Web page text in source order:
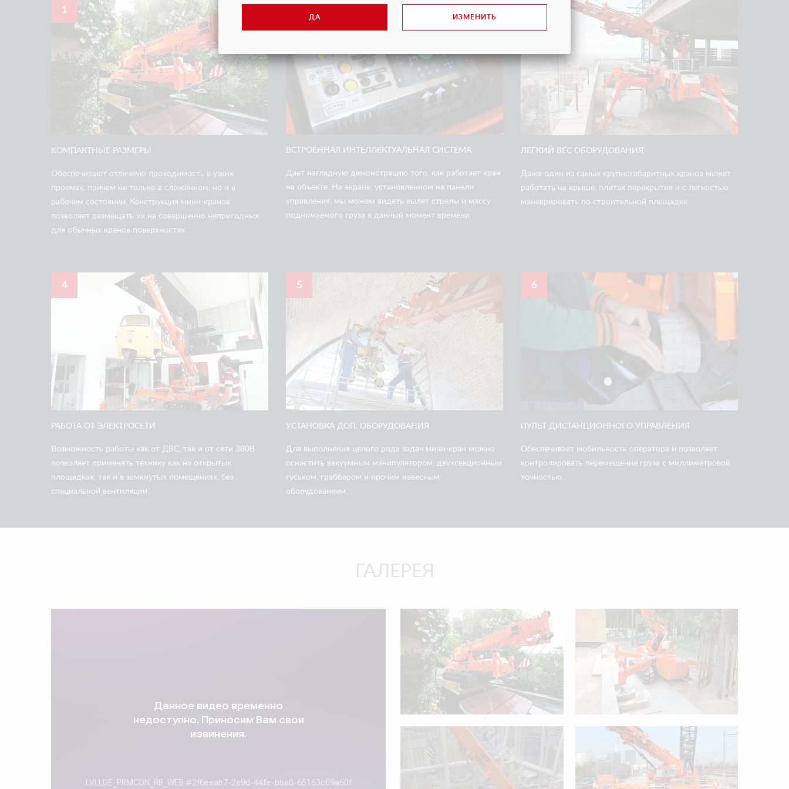
1
КОМПАКТНЫЕ РАЗМЕРЫ
Обеспечивают отличную проходимость в узких
проемах, причем не только в сложенном, но и в
рабочем состоянии. Конструкция мини-кранов
позволяет размещать их на совершенно непригодных
для обычных кранов поверхностях.
ВСТРОЕННАЯ ИНТЕЛЛЕКТУАЛЬНАЯ СИСТЕМА
Дает наглядную демонстрацию того, как работает кран
на объекте. На экране, установленном на панели
управления, мы можем видеть вылет стрелы и массу
поднимаемого груза в данный момент времени.
ЛЕГКИЙ ВЕС ОБОРУДОВАНИЯ
Даже один из самых крупногабаритных кранов может
работать на крыше, плитах перекрытия и с легкостью
маневрировать по строительной площадке.
4
РАБОТА ОТ ЭЛЕКТРОСЕТИ
Возможность работы как от ДВС, так и от сети 380В
позволяет применять технику как на открытых
площадках, так и в замкнутых помещениях, без
специальной вентиляции.
5
УСТАНОВКА ДОП. ОБОРУДОВАНИЯ
Для выполнения целого рода задач мини-кран можно
оснастить вакуумным манипулятором, двухсекционным
гуськом, граббером и прочим навесным
оборудованием.
6
ПУЛЬТ ДИСТАНЦИОННОГО УПРАВЛЕНИЯ
Обеспечивает мобильность оператора и позволяет
контролировать перемещение груза с миллиметровой
точностью.
ГАЛЕРЕЯ
ДА ИЗМЕНИТЬ